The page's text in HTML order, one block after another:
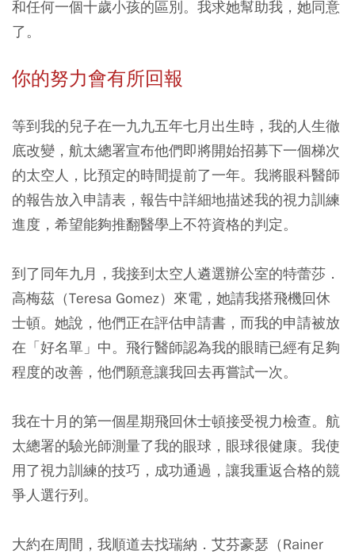
和任何一個十歲小孩的區別。我求她幫助我，她同意
了。
你的努力會有所回報
等到我的兒子在一九九五年七月出生時，我的人生徹
底改變，航太總署宣布他們即將開始招募下一個梯次
的太空人，比預定的時間提前了一年。我將眼科醫師
的報告放入申請表，報告中詳細地描述我的視力訓練
進度，希望能夠推翻醫學上不符資格的判定。
到了同年九月，我接到太空人遴選辦公室的特蕾莎．
高梅茲（Teresa Gomez）來電，她請我搭飛機回休
士頓。她說，他們正在評估申請書，而我的申請被放
在「好名單」中。飛行醫師認為我的眼睛已經有足夠
程度的改善，他們願意讓我回去再嘗試一次。
我在十月的第一個星期飛回休士頓接受視力檢查。航
太總署的驗光師測量了我的眼球，眼球很健康。我使
用了視力訓練的技巧，成功通過，讓我重返合格的競
爭人選行列。
大約在周間，我順道去找瑞納．艾芬豪瑟（Rainer